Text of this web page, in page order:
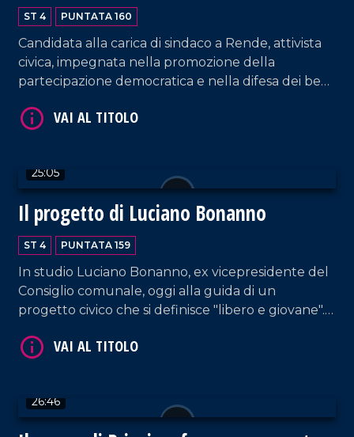
ST 4 PUNTATA 160
Candidata alla carica di sindaco a Rende, attivista
civica, impegnata nella promozione della
partecipazione democratica e nella difesa dei beni
alternativa rispetto al passato.
25:05
Il progetto di Luciano Bonanno
ST 4 PUNTATA 159
In studio Luciano Bonanno, ex vicepresidente del
Consiglio comunale, oggi alla guida di un
progetto civico che si definisce "libero e giovane".
partecipazione, questi sono i punti saldi della sua
26:46
VAI AL TITOLO
VAI AL TITOLO